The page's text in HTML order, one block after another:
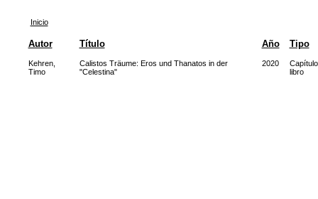
Inicio
Autor Título Año Tipo
Kehren,
Timo
Calistos Träume: Eros und Thanatos in der
"Celestina"
2020
libro